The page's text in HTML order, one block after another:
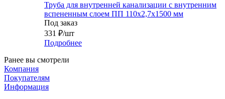
Труба для внутренней канализации с внутренним
вспененным слоем ПП 110x2,7x1500 мм
Под заказ
331 ₽/шт
Подробнее
Ранее вы смотрели
Компания
Покупателям
Информация